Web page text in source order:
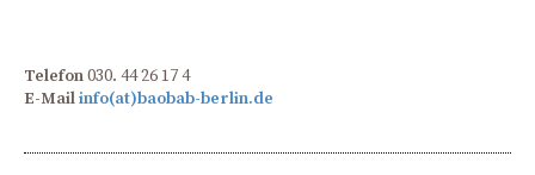
Telefon030. 44 26 17 4
E-Mailinfo(at)baobab-berlin.de